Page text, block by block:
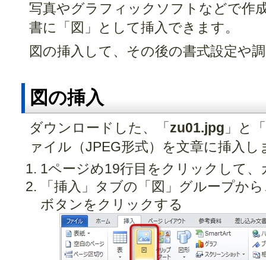
写真やグラフィックソフトなどで作
書に「図」として挿入できます。
図の挿入して、その後の書式設定や
図の挿入
ダウンロードした、「zu01.jpg 」と「
ァイル（JPEG形式）を文章に挿入し
1ページめ19行目をクリックして
「挿入」タブの「図」グループか
ボタンをクリックする